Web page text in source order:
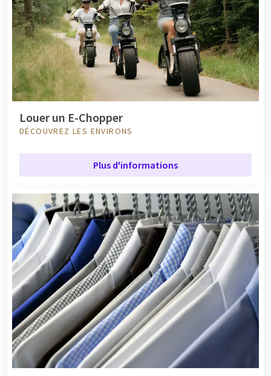
Louer un E-Chopper
DÉCOUVREZ LES ENVIRONS
Plus d'informations